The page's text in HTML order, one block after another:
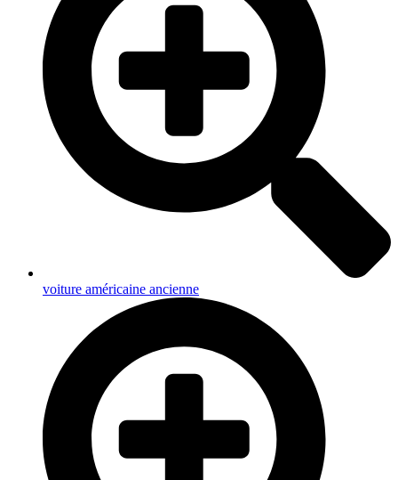
voiture américaine ancienne